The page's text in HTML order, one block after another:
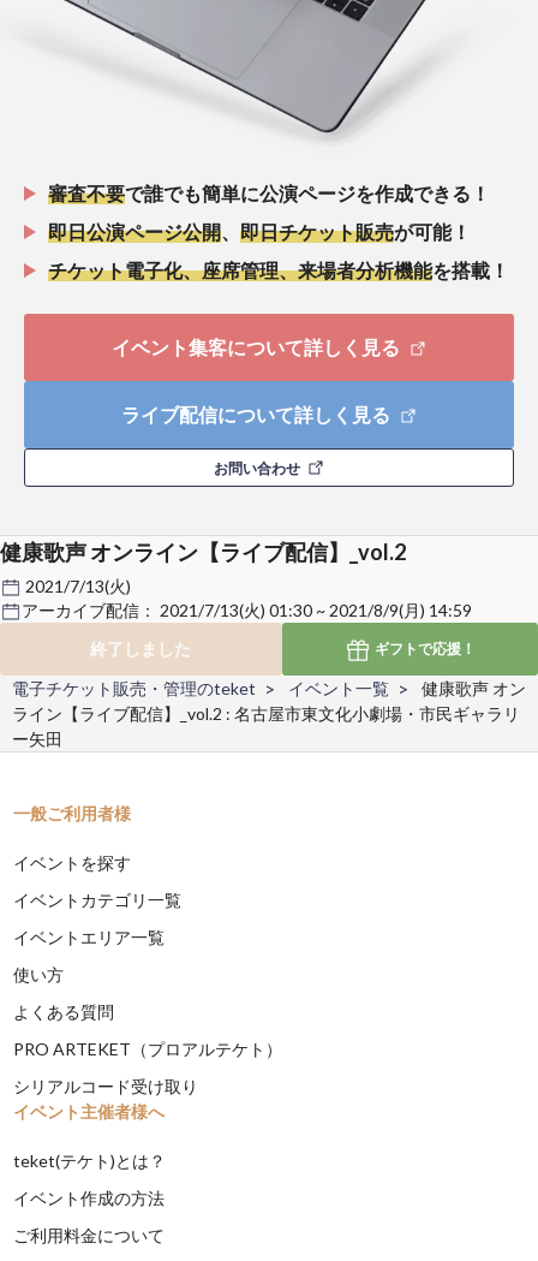
審査不要で誰でも簡単に公演ページを作成できる！
即日公演ページ公開
即日チケット販売が可能！
チケット電子化、座席管理、来場者分析機能を搭載！
イベント集客について詳しく見る
ライブ配信について詳しく見る
お問い合わせ
健康歌声 オンライン【ライブ配信】_vol.2
2021/7/13(火)
アーカイブ配信： 2021/7/13(火) 01:30 ~ 2021/8/9(月) 14:59
終了しました
ギフトで応援！
電子チケット販売・管理のteket イベント一覧
健康歌声 オン
ライン【ライブ配信】_vol.2 : 名古屋市東文化小劇場・市民ギャラリ
ー矢田
一般ご利用者様
イベントを探す
イベントカテゴリ一覧
イベントエリア一覧
使い方
よくある質問
PRO ARTEKET（プロアルテケト）
シリアルコード受け取り
イベント主催者様へ
teket(テケト)とは？
イベント作成の方法
ご利用料金について